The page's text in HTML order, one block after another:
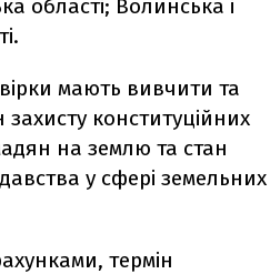
області; Волинська і
мають вивчити та
захисту конституційних
на землю та стан
у сфері земельних
термін